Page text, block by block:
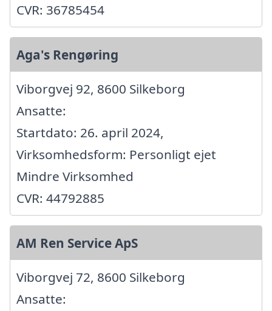
CVR: 36785454
Aga's Rengøring
Viborgvej 92, 8600 Silkeborg
Ansatte:
Startdato: 26. april 2024,
Virksomhedsform: Personligt ejet
Mindre Virksomhed
CVR: 44792885
AM Ren Service ApS
Viborgvej 72, 8600 Silkeborg
Ansatte: